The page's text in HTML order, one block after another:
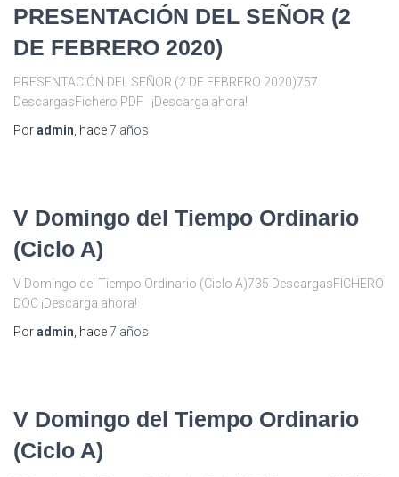
PRESENTACIÓN DEL SEÑOR (2
DE FEBRERO 2020)
PRESENTACIÓN DEL SEÑOR (2 DE FEBRERO 2020)757
DescargasFichero PDF ¡Descarga ahora!
Poradmin , hace7 años
V Domingo del Tiempo Ordinario
(Ciclo A)
V Domingo del Tiempo Ordinario (Ciclo A)735 DescargasFICHERO
DOC ¡Descarga ahora!
Poradmin , hace7 años
V Domingo del Tiempo Ordinario
(Ciclo A)